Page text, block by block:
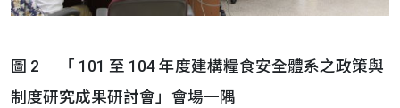
圖 2 「 101 至 104 年度建構糧食安全體系之政策與
制度研究成果研討會」會場一隅